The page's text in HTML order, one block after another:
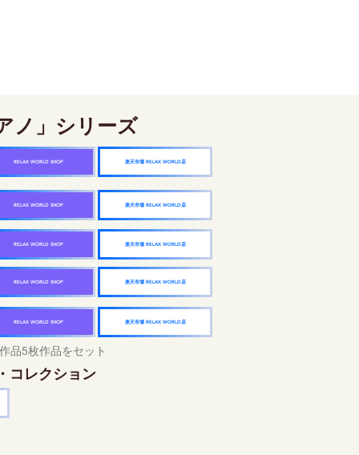
ノ」シリーズ
楽天市場 RELAX WORLD店
RELAX WORLD SHOP
楽天市場 RELAX WORLD店
RELAX WORLD SHOP
楽天市場 RELAX WORLD店
RELAX WORLD SHOP
楽天市場 RELAX WORLD店
RELAX WORLD SHOP
楽天市場 RELAX WORLD店
RELAX WORLD SHOP
品5枚作品をセット
コレクション